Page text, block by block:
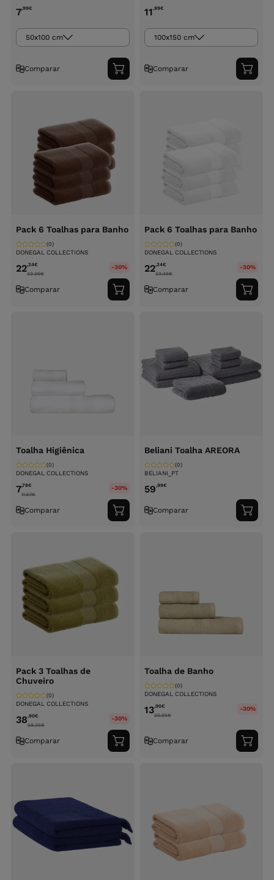
7,99€
50x100 cm
Comparar
Adicionar
ao
11,99€
100x150 cm
Comparar
ao
Pack 6 Toalhas para Banho
DONEGAL COLLECTIONS
(0)
22,24€
33.36€
-30%
Comparar
Adicionar
ao
Pack 6 Toalhas para Banho
DONEGAL COLLECTIONS
(0)
22,24€
33.36€
-30%
Comparar
ao
Toalha Higiênica
DONEGAL COLLECTIONS
(0)
7,78€
11.67€
-30%
Comparar
Adicionar
ao
Beliani Toalha AREORA
BELIANI_PT
(0)
59,99€
Comparar
ao
Pack 3 Toalhas de
Chuveiro
DONEGAL COLLECTIONS
(0)
38,90€
58.35€
-30%
Comparar
Adicionar
ao
Toalha de Banho
DONEGAL COLLECTIONS
(0)
13,90€
20.85€
-30%
Comparar
ao